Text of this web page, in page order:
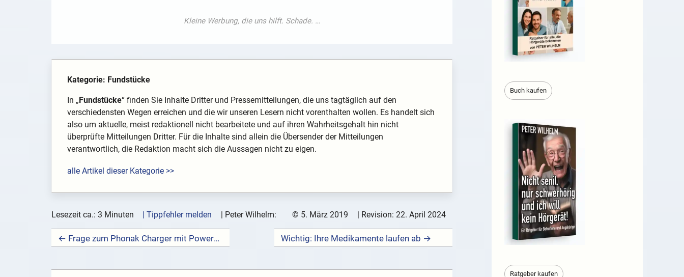
Kategorie: Fundstücke
In „Fundstücke“ finden Sie Inhalte Dritter und Pressemitteilungen, die uns tagtäglich auf den
verschiedensten Wegen erreichen und die wir unseren Lesern nicht vorenthalten wollen. Es handelt sich
also um aktuelle, meist redaktionell nicht bearbeitete und auf ihren Wahrheitsgehalt hin nicht
überprüfte Mitteilungen Dritter. Für die Inhalte sind allein die Übersender der Mitteilungen
verantwortlich, die Redaktion macht sich die Aussagen nicht zu eigen.
alle Artikel dieser Kategorie >>
Lesezeit ca.: 3 Minuten | Tippfehler melden | Peter Wilhelm: © 5. März 2019 | Revision: 22. April 2024
← Frage zum Phonak Charger mit Powerpack Wichtig: Ihre Medikamente laufen ab →
Buch kaufen
Ratgeber kaufen